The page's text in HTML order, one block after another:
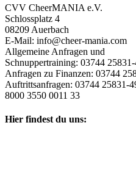
CVV CheerMANIA e.V.
Schlossplatz 4
08209 Auerbach
E-Mail: info@cheer-mania.com
Allgemeine Anfragen und
Schnuppertraining: 03744
Anfragen zu Finanzen: 03744
Auftrittsanfragen: 03744 25831-
8000 3550 0011 33
Hier findest du uns: